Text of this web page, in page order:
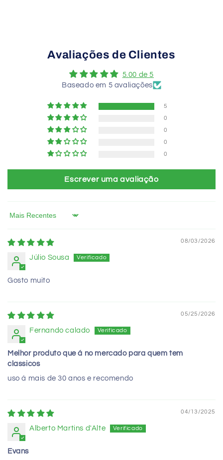
Avaliações de Clientes
5.00 de 5
Baseado em 5 avaliações
5
0
0
0
0
Escrever uma avaliação
Sort by
08/03/2026
Júlio Sousa
Gosto muito
05/25/2026
Fernando calado
Melhor produto que á no mercado para quem tem
classicos
uso á mais de 30 anos e recomendo
04/13/2025
Alberto Martins d'Alte
Evans